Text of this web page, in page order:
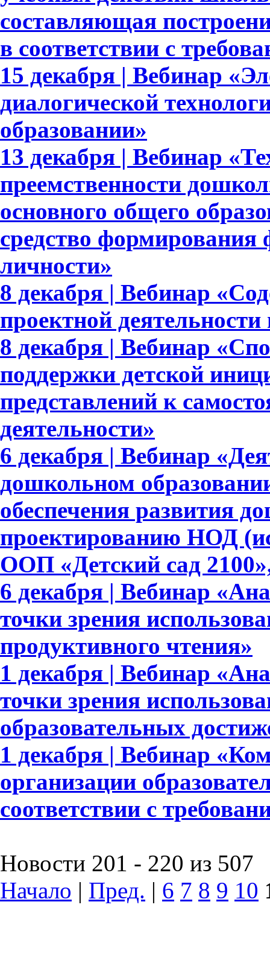
составляющая
в соответствии с
15 декабря | Вебинар
диалогической
образовании»
13 декабря | Вебинар
преемственности
основного общего
средство
личности»
8 декабря | Вебинар
проектной
8 декабря | Вебинар
поддержки детской
представлений к
деятельности»
6 декабря | Вебинар
дошкольном
обеспечения развития
проектированию НОД
ООП «Детский сад
6 декабря | Вебинар
точки зрения
продуктивного чтения»
1 декабря | Вебинар
точки зрения
образовательных
1 декабря | Вебинар
организации
соответствии с
Новости 201 - 220 из 507
Начало | Пред. | 6 7 8 9 10